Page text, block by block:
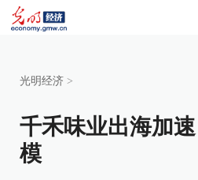
光明经济 >
千禾味业出海加
模